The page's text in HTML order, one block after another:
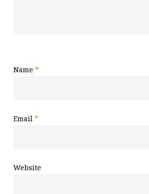
Name *
Email *
Website